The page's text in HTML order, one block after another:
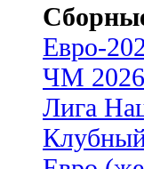
Евро-
ЧМ 2026
Лига